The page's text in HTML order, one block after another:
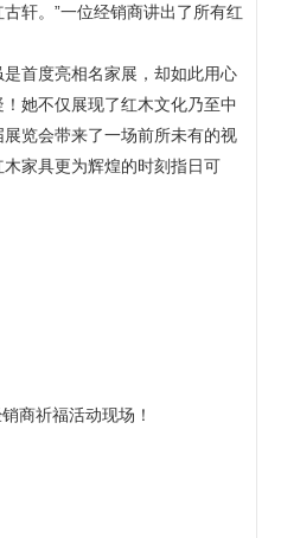
轩。”一位经销商讲出了所有红
首度亮相名家展，却如此用心
她不仅展现了红木文化乃至中
览会带来了一场前所未有的视
家具更为辉煌的时刻指日可
商祈福活动现场！